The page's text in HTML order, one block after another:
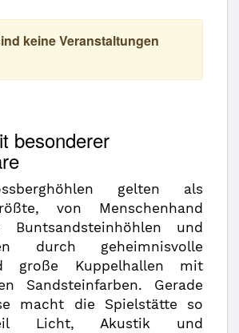
keine Veranstaltungen
besonderer
gelten als
von Menschenhand
Buntsandsteinhöhlen und
durch geheimnisvolle
große Kuppelhallen mit
Sandsteinfarben. Gerade
macht die Spielstätte so
Licht, Akustik und